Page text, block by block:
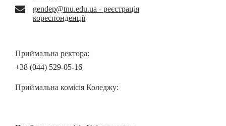
gendep@tnu.edu.ua - реєстрація
кореспонденції
Приймальна ректора:
+38 (044) 529-05-16
Приймальна комісія Коледжу: